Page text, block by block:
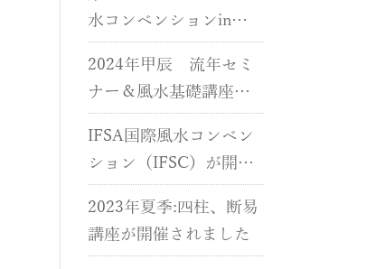
水コンベンションin
香港が開催されました
2024年甲辰 流年セミ
ナー＆風水基礎講座が
開催されました。
IFSA国際風水コンベン
ション（IFSC）が開催
されました。
2023年夏季:四柱、断易
講座が開催されました